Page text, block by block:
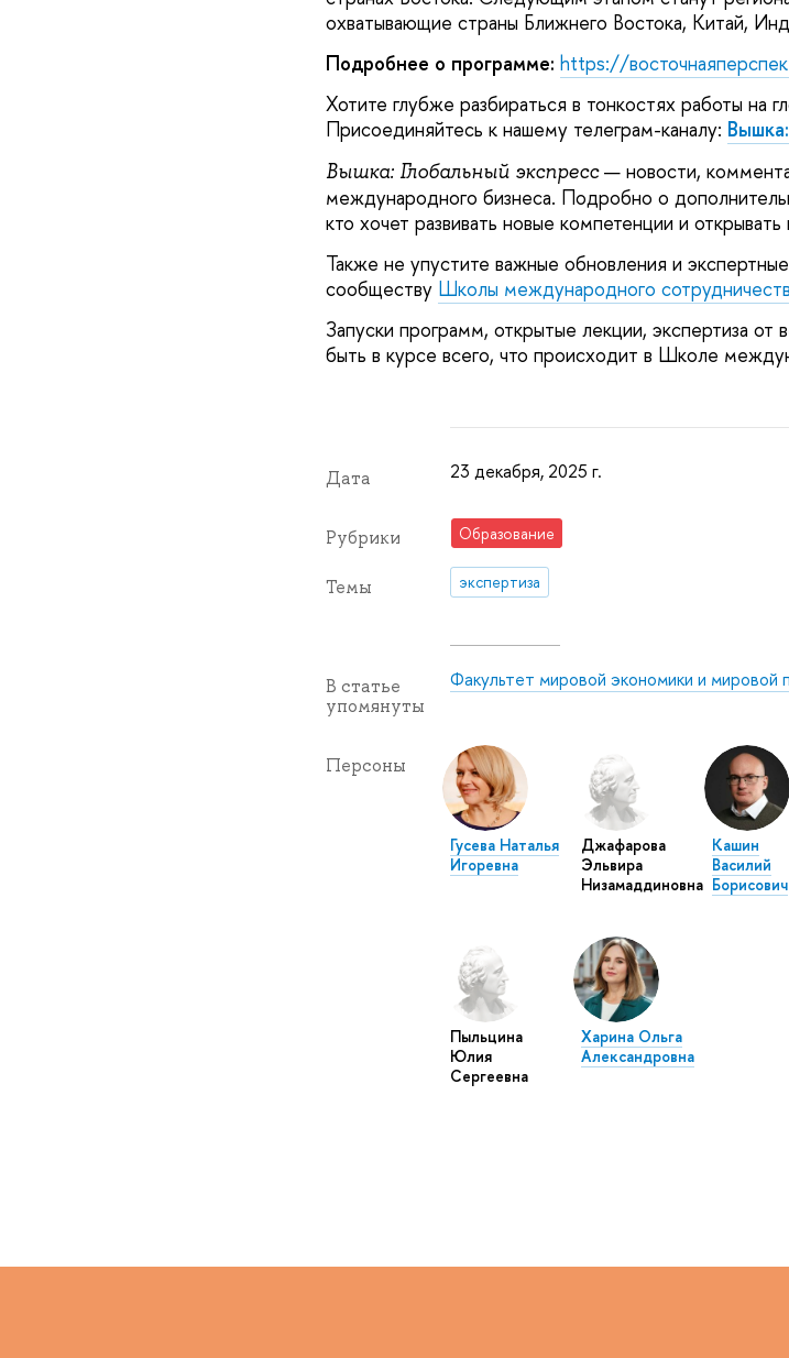
охватывающие страны Ближнего Востока, Китай,
Подробнее о программе: https://
Хотите глубже разбираться в тонкостях работы на
Присоединяйтесь к нашему телеграм-каналу:
Вышка: Глобальный экспресс— новости,
международного бизнеса. Подробно о
кто хочет развивать новые компетенции и
Также не упустите важные обновления и
сообществу Школы международного
Запуски программ, открытые лекции, экспертиза
быть в курсе всего, что происходит в Школе
Дата 23 декабря, 2025 г.
Рубрики Образование
Темы экспертиза
В статье
упомянуты
Факультет мировой экономики и мировой
Персоны
Гусева Наталья
Игоревна
Джафарова
Эльвира
Низамаддиновна
Кашин
Василий
Борисович
Пыльцина
Юлия
Сергеевна
Харина Ольга
Александровна